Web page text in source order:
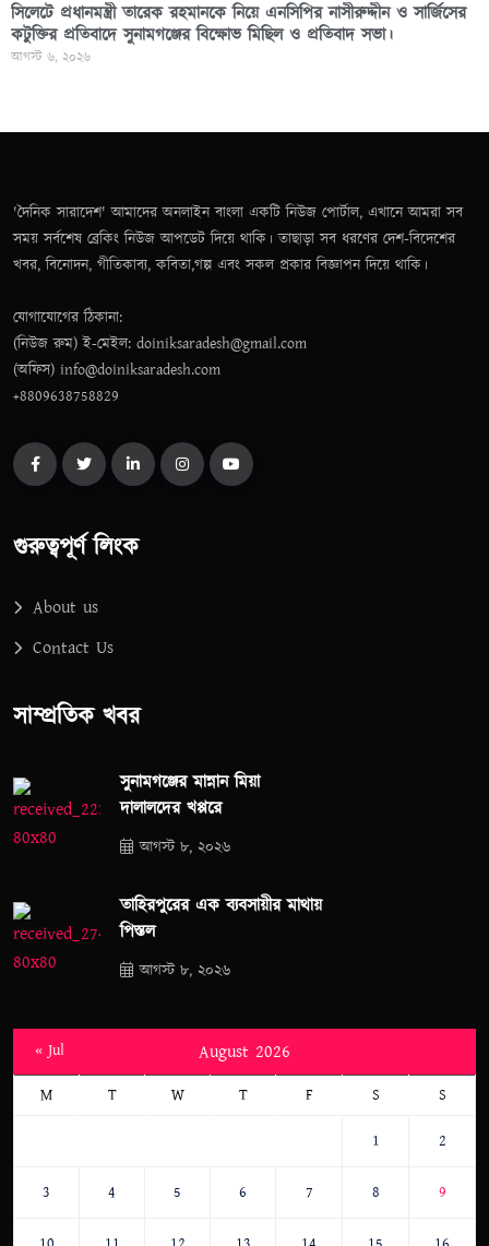
সিলেটে প্রধানমন্ত্রী তারেক রহমানকে নিয়ে এনসিপির নাসীরুদ্দীন ও সার্জিসের
কটুক্তির প্রতিবাদে সুনামগঞ্জের বিক্ষোভ মিছিল ও প্রতিবাদ সভা।
আগস্ট ৬, ২০২৬
'দৈনিক সারাদেশ' আমাদের অনলাইন বাংলা একটি নিউজ পোর্টাল, এখানে আমরা সব
সময় সর্বশেষ ব্রেকিং নিউজ আপডেট দিয়ে থাকি। তাছাড়া সব ধরণের দেশ-বিদেশের
খবর, বিনোদন, গীতিকাব্য, কবিতা,গল্প এবং সকল প্রকার বিজ্ঞাপন দিয়ে থাকি।
যোগাযোগের ঠিকানা:
(নিউজ রুম) ই-মেইল: doiniksaradesh@gmail.com
(অফিস) info@doiniksaradesh.com
+8809638758829
গুরুত্বপূর্ণ লিংক
About us
Contact Us
সাম্প্রতিক খবর
সুনামগঞ্জের মান্নান মিয়া
দালালদের খপ্পরে
আগস্ট ৮, ২০২৬
তাহিরপুরের এক ব্যবসায়ীর মাথায়
পিস্তল
আগস্ট ৮, ২০২৬
August 2026
M T W T F S S
1 2
3 4 5 6 7 8 9
« Jul